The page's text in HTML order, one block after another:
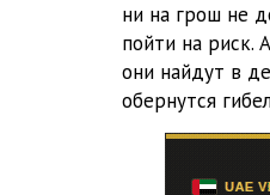
18 Кэтти Джей
19 Кэтти Джей
20 Кэтти Джей
ни на грош не
пойти на риск.
они найдут в
обернутся